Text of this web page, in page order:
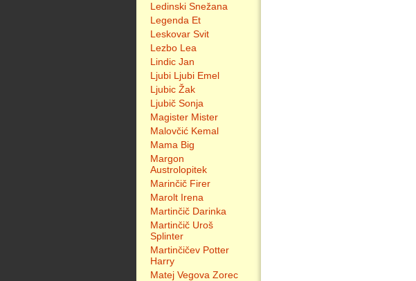
Ledinski Snežana
Legenda Et
Leskovar Svit
Lezbo Lea
Lindic Jan
Ljubi Ljubi Emel
Ljubic Žak
Ljubič Sonja
Magister Mister
Malovčić Kemal
Mama Big
Margon
Austrolopitek
Marinčič Firer
Marolt Irena
Martinčič Darinka
Martinčič Uroš
Splinter
Martinčičev Potter
Harry
Matej Vegova Zorec